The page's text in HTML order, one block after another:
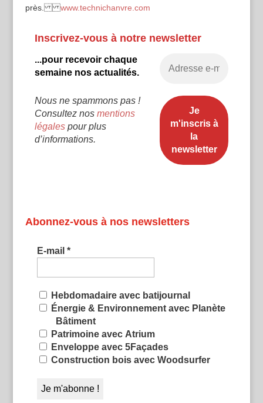
près.www.technichanvre.com
Inscrivez-vous à notre newsletter
...pour recevoir chaque
semaine nos actualités.
Nous ne spammons pas !
Consultez nos mentions
légalespour plus
d’informations.
Abonnez-vous à nos newsletters
E-mail *
Hebdomadaire avec batijournal
Énergie & Environnement avec Planète
Bâtiment
Patrimoine avec Atrium
Enveloppe avec 5Façades
Construction bois avec Woodsurfer